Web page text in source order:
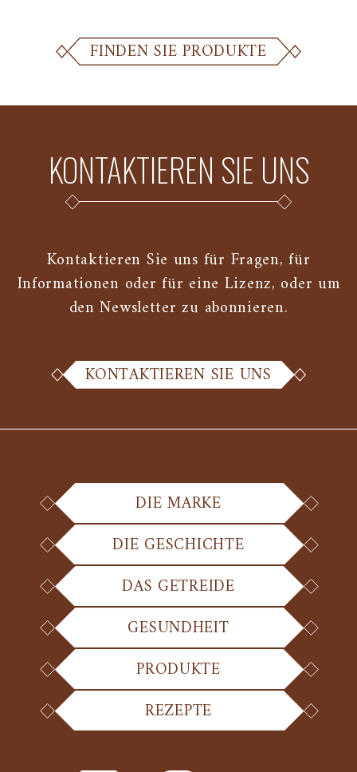
FINDEN SIE PRODUKTE
KONTAKTIEREN SIE UNS
Kontaktieren Sie uns für Fragen, für
Informationen oder für eine Lizenz, oder um
den Newsletter zu abonnieren.
KONTAKTIEREN SIE UNS
DIE MARKE
DIE GESCHICHTE
DAS GETREIDE
GESUNDHEIT
PRODUKTE
REZEPTE